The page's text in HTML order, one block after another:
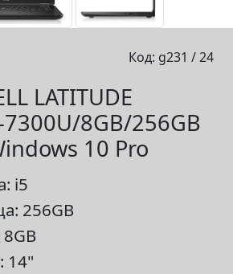
Код: g231 / 24
LATITUDE
8GB/256GB
10 Pro
i5
256GB
8GB
14"